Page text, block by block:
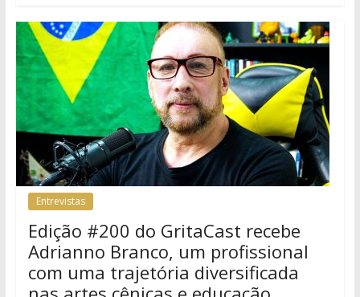
Entrevistas
Edição #200 do GritaCast recebe
Adrianno Branco, um profissional
com uma trajetória diversificada